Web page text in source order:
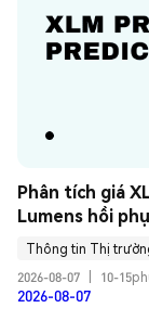
Phân tích giá
Lumens hồi
Thông tin Thị
2026-08-07
10-
2026-08-07